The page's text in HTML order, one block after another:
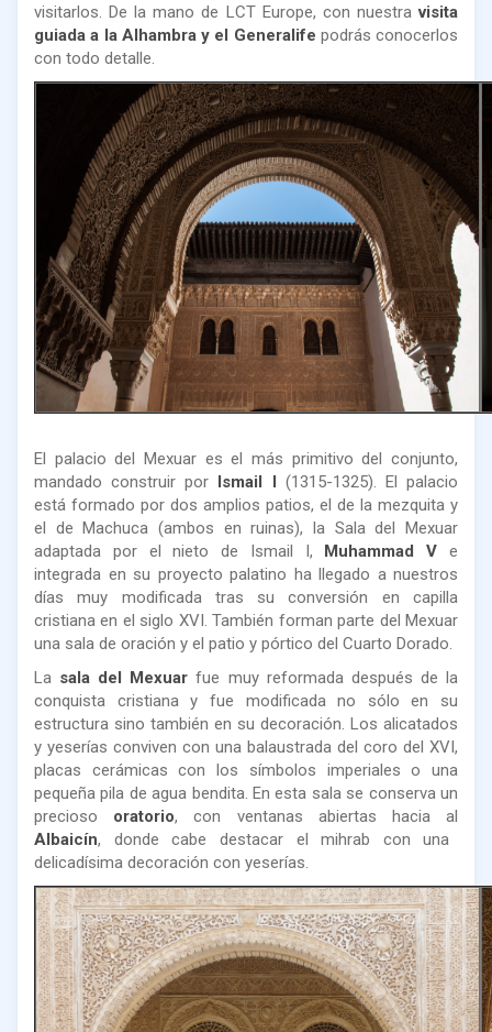
visitarlos. De la mano de LCT Europe, con nuestravisita
guiada a la Alhambra y el Generalife podrás conocerlos
con todo detalle.
El palacio del Mexuar es el más primitivo del conjunto,
mandado construir por Ismail I (1315-1325). El palacio
está formado por dos amplios patios, el de la mezquita y
el de Machuca (ambos en ruinas), la Sala del Mexuar
adaptada por el nieto de Ismail I, Muhammad Ve
integrada en su proyecto palatino ha llegado a nuestros
días muy modificada tras su conversión en capilla
cristiana en el siglo XVI. También forman parte del Mexuar
una sala de oración y el patio y pórtico del Cuarto Dorado.
La sala del Mexuar fue muy reformada después de la
conquista cristiana y fue modificada no sólo en su
estructura sino también en su decoración. Los alicatados
y yeserías conviven con una balaustrada del coro del XVI,
placas cerámicas con los símbolos imperiales o una
pequeña pila de agua bendita. En esta sala se conserva un
precioso oratorio, con ventanas abiertas hacia al
Albaicín, donde cabe destacar el mihrab con una
delicadísima decoración con yeserías.